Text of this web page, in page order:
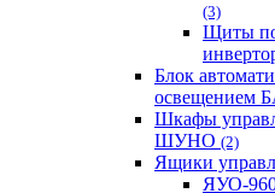
(3)
Щиты
Блок
освещением
Шкафы
ШУНО (2)
Ящики
ЯУО-